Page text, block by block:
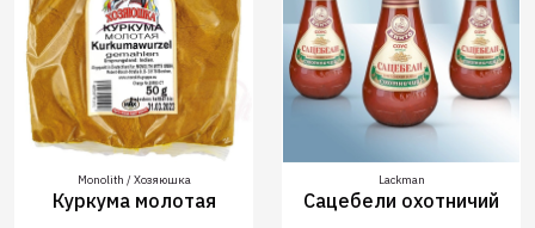
Monolith / Хозяюшка
Куркума молотая
Lackman
Сацебели охотничий